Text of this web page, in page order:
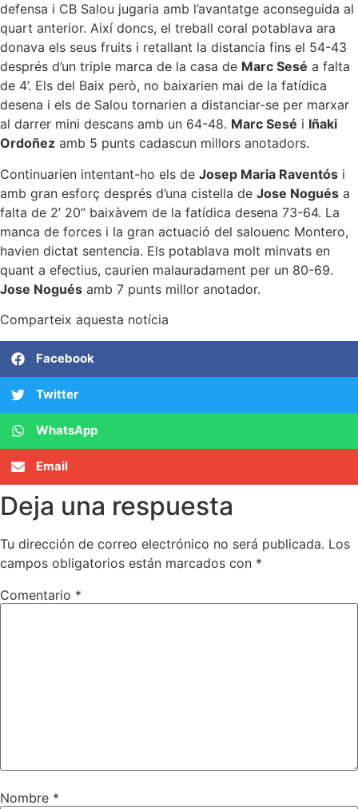
defensa i CB Salou jugaria amb l’avantatge aconseguida al
quart anterior. Així doncs, el treball coral potablava ara
donava els seus fruits i retallant la distancia fins el 54-43
després d’un triple marca de la casa de Marc Sesé a falta
de 4’. Els del Baix però, no baixarien mai de la fatídica
desena i els de Salou tornarien a distanciar-se per marxar
al darrer mini descans amb un 64-48. Marc Sesé i Iñaki
Ordoñez amb 5 punts cadascun millors anotadors.
Continuarien intentant-ho els de Josep Maria Raventós i
amb gran esforç després d’una cistella de Jose Nogués a
falta de 2’ 20” baixàvem de la fatídica desena 73-64. La
manca de forces i la gran actuació del salouenc Montero,
havien dictat sentencia. Els potablava molt minvats en
quant a efectius, caurien malauradament per un 80-69.
Jose Nogués amb 7 punts millor anotador.
Comparteix aquesta notícia
Facebook
Twitter
WhatsApp
Email
Deja una respuesta
Tu dirección de correo electrónico no será publicada. Los
campos obligatorios están marcados con *
Comentario *
Nombre *